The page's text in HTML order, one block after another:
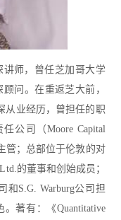
师，曾任芝加哥大学
问。在重返芝大前，
从业经历，曾担任的职
公司（Moore Capital
管；总部位于伦敦的对
的董事和创始成员；
S.G. Warburg公司担
著有：《Quantitative